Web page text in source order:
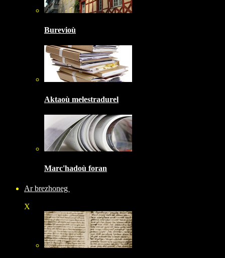
Burevioù
Aktaoù melestradurel
Marc'hadoù foran
Ar brezhoneg
X